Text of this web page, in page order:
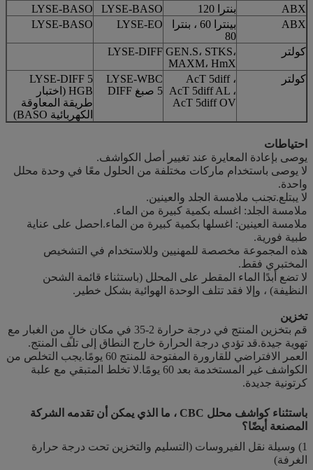
ABX
بنترا 120 LYSE-BASO
LYSE-BASO
ABX
بينترا 60 ، بنترا
80
LYSE-EO
LYSE-BASO
كولتر
GEN.S، STKS،
MAXM، HmX
LYSE-DIFF
كولتر
AcT 5diff ،
AcT 5diff AL ،
AcT 5diff OV
LYSE-WBC
5 صبغ DIFF
5 LYSE-DIFF
HGB (اختبار
طريقة المعاوقة
الكهربائية BASO)
احتياطات
يوصى بإعادة المعايرة عند تغيير أصل الكواشف.
لا يوصى باستخدام ماركات مختلفة من الحلول معًا في وحدة محلل
واحدة.
لا يبتلع.تجنب ملامسة الجلد والعينين.
ملامسة الجلد: اغسله بكمية كبيرة من الماء.
ملامسة العينين: اغسلها بكمية كبيرة من الماء.احصل على عناية
طبية فورية.
هذه المجموعة مخصصة للمهنيين وللاستخدام في التشخيص
المختبري فقط.
لا تضع أبدًا الماء المقطر على المحلل (باستثناء قائمة الشحن
النظيفة) ، وإلا فقد تتلف الوحدة الهوائية بشكل خطير.
تخزين
قم بتخزين المنتج في درجة حرارة 2-35 في مكان خالٍ من الغبار مع
تهوية جيدة.قد تؤدي درجة الحرارة خارج النطاق إلى تلف المنتج.
العمر الافتراضي للقارورة المفتوحة للمنتج 60 يومًا.يجب التخلص من
الكواشف غير المستخدمة بعد 60 يومًا.لا تخلط المتبقي مع علبة
كرتونية جديدة.
باستثناء كواشف محلل CBC ، ما الذي يمكن أن تقدمه الشركة
المصنعة أيضًا؟
1) وسيلة نقل الفيروسات (التسليم والتخزين تحت درجة حرارة
الغرفة)